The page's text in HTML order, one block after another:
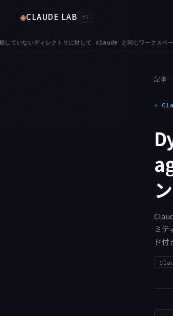
◉CLAUDE LAB EN
ペース信頼の確認が入ります ●AUTH — 一時的な401をきっか
記事
⟐
ミテ
ド付